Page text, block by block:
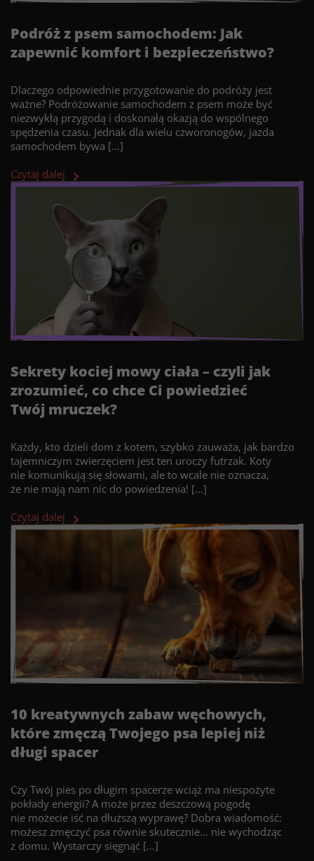
Podróż z psem samochodem: Jak
zapewnić komfort i bezpieczeństwo?
Dlaczego odpowiednie przygotowanie do podróży jest
ważne? Podróżowanie samochodem z psem może być
niezwykłą przygodą i doskonałą okazją do wspólnego
spędzenia czasu. Jednak dla wielu czworonogów, jazda
samochodem bywa […]
Czytaj dalej
Sekrety kociej mowy ciała – czyli jak
zrozumieć, co chce Ci powiedzieć
Twój mruczek?
Każdy, kto dzieli dom z kotem, szybko zauważa, jak bardzo
tajemniczym zwierzęciem jest ten uroczy futrzak. Koty
nie komunikują się słowami, ale to wcale nie oznacza,
że nie mają nam nic do powiedzenia! […]
Czytaj dalej
10 kreatywnych zabaw węchowych,
które zmęczą Twojego psa lepiej niż
długi spacer
Czy Twój pies po długim spacerze wciąż ma niespożyte
pokłady energii? A może przez deszczową pogodę
nie możecie iść na dłuższą wyprawę? Dobra wiadomość:
możesz zmęczyć psa równie skutecznie… nie wychodząc
z domu. Wystarczy sięgnąć […]